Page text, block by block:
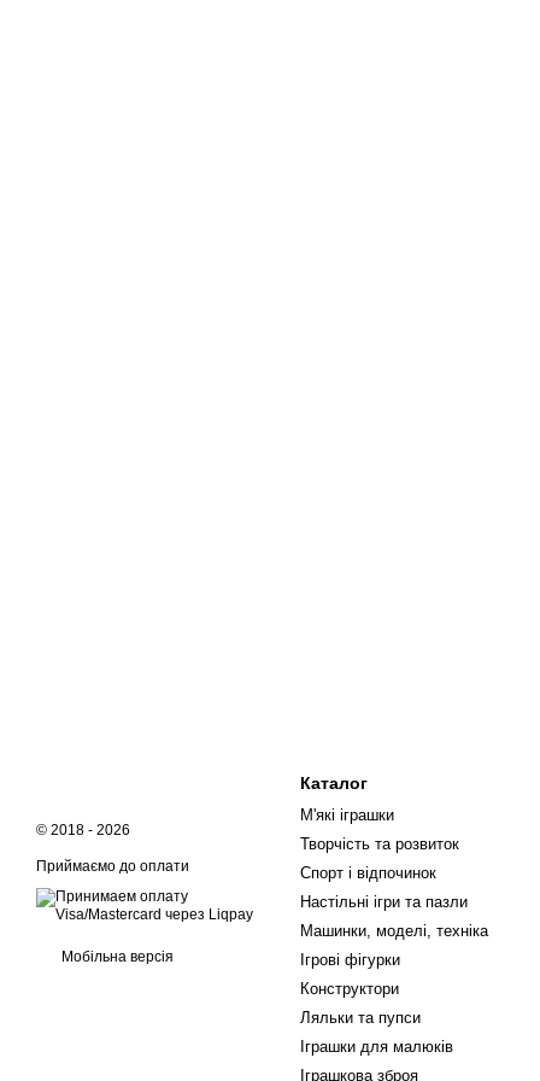
© 2018 - 2026
Приймаємо до оплати
Мобільна версія
Каталог
М'які іграшки
Творчість та розвиток
Спорт і відпочинок
Настільні ігри та пазли
Машинки, моделі, техніка
Ігрові фігурки
Конструктори
Ляльки та пупси
Іграшки для малюків
Іграшкова зброя